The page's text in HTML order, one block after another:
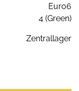
Euro6
4 (Green)
Zentrallager